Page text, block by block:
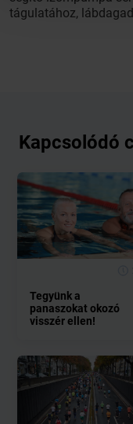
tágulatához,
Kapcsolódó
Tegyünk a
panaszokat okozó
visszér ellen!